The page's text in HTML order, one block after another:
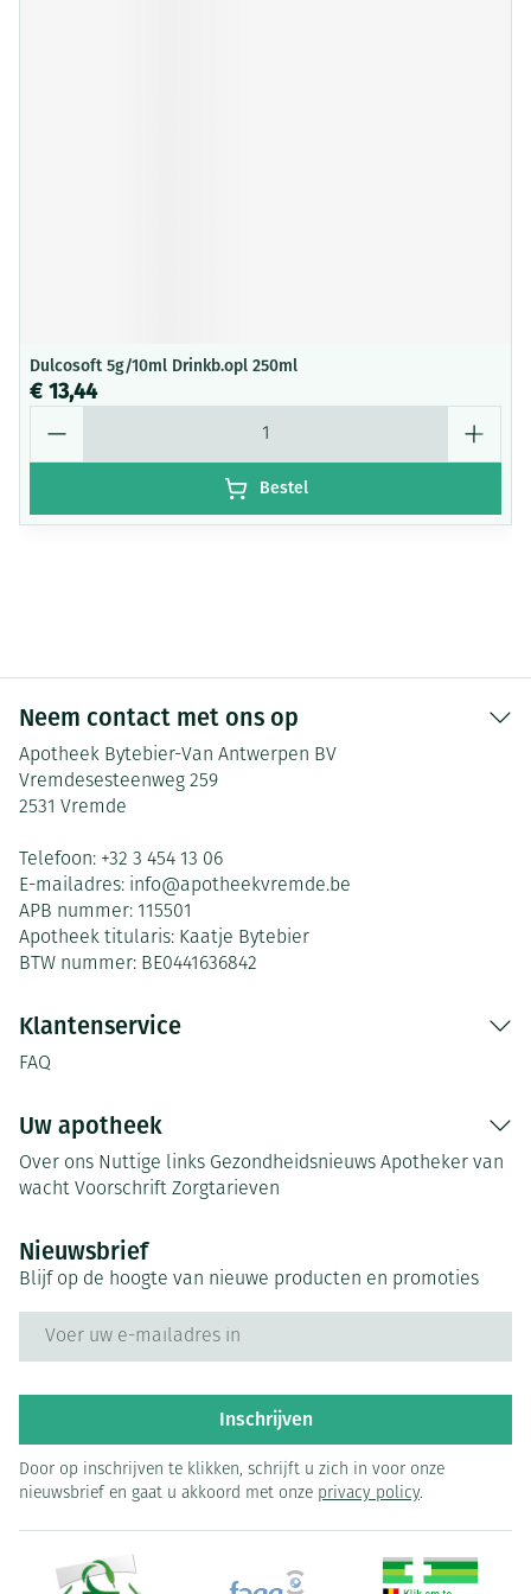
Dulcosoft 5g/10ml Drinkb.opl 250ml
€ 13,44
Bestel
Neem contact met ons op
Apotheek Bytebier-Van Antwerpen BV
Vremdesesteenweg 259
2531 Vremde
Telefoon: +32 3 454 13 06
E-mailadres: info@apotheekvremde.be
APB nummer: 115501
Apotheek titularis: Kaatje Bytebier
BTW nummer: BE0441636842
Klantenservice
FAQ
Uw apotheek
Over ons Nuttige links Gezondheidsnieuws Apotheker van
wacht Voorschrift Zorgtarieven
Nieuwsbrief
Blijf op de hoogte van nieuwe producten en promoties
Inschrijven
Door op inschrijven te klikken, schrijft u zich in voor onze
nieuwsbrief en gaat u akkoord met onze privacy policy.